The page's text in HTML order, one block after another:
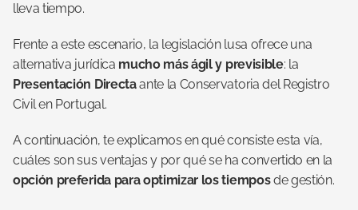
lleva tiempo.
Frente a este escenario, la legislación lusa ofrece una
alternativa jurídica mucho más ágil y previsible
Presentación Directa ante la Conservatoria del Registro
Civil en Portugal.
A continuación, te explicamos en qué consiste esta vía,
opción preferida para optimizar los tiempos de gestión.